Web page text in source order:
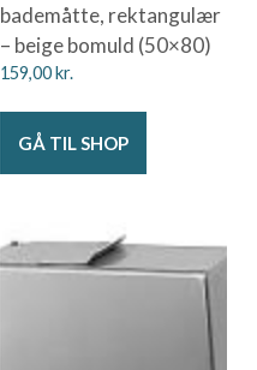
bademåtte, rektangulær
– beige bomuld (50×80)
159,00kr.
GÅ TIL SHOP